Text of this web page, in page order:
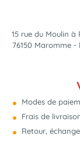
15 rue du Moulin à
76150 Maromme -
Modes de
Frais de
Retour,